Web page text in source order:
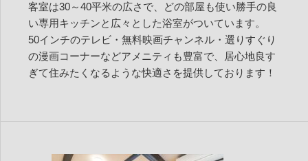
客室は30～40平米の広さで、どの部屋も使い勝手の良
い専用キッチンと広々とした浴室がついています。
50インチのテレビ・無料映画チャンネル・選りすぐり
の漫画コーナーなどアメニティも豊富で、居心地良す
ぎて住みたくなるような快適さを提供しております！